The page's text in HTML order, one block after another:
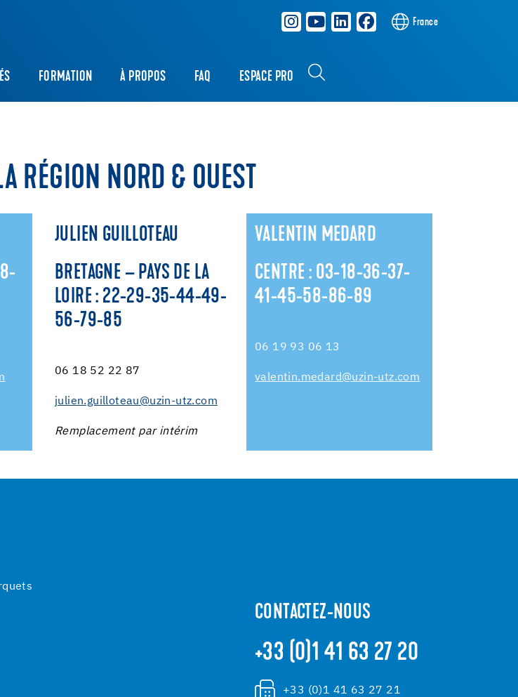
France
FORMATION À PROPOS FAQ ESPACE PRO
RÉGION NORD & OUEST
JULIEN GUILLOTEAU
BRETAGNE – PAYS DE LA
LOIRE : 22-29-35-44-49-
56-79-85
06 18 52 22 87
julien.guilloteau@uzin-utz.com
Remplacement par intérim
VALENTIN MEDARD
CENTRE : 03-18-36-37-
41-45-58-86-89
06 19 93 06 13
valentin.medard@uzin-utz.com
CONTACTEZ-NOUS
+33 (0)1 41 63 27 20
+33 (0)1 41 63 27 21